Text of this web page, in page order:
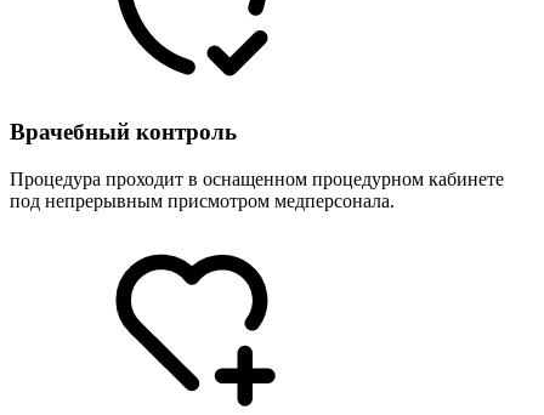
Врачебный контроль
Процедура проходит в оснащенном процедурном кабинете
под непрерывным присмотром медперсонала.